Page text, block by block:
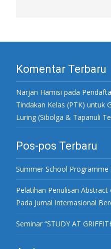
Komentar Terbaru
Narjan Hamisi pada
Tindakan Kelas (PTK) untuk
Luring (Sibolga & Tapanuli
Pos-pos Terbaru
Summer School Programme
Pelatihan Penulisan
Pada Jurnal Internasional
Seminar “STUDY AT